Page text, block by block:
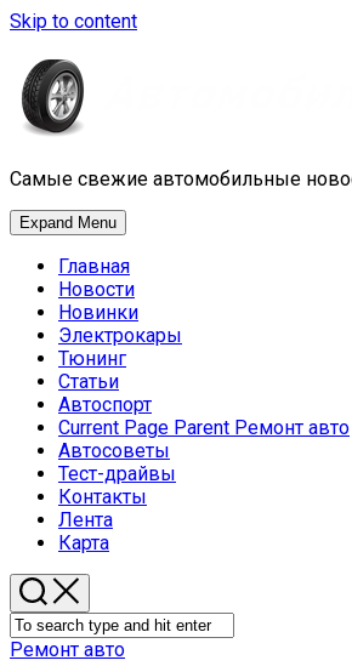
Skip to content
Самые свежие автомобильные
Expand Menu
Главная
Новости
Новинки
Электрокары
Тюнинг
Статьи
Автоспорт
Current Page Parent Ремонт авто
Автосоветы
Тест-драйвы
Контакты
Лента
Карта
Ремонт авто